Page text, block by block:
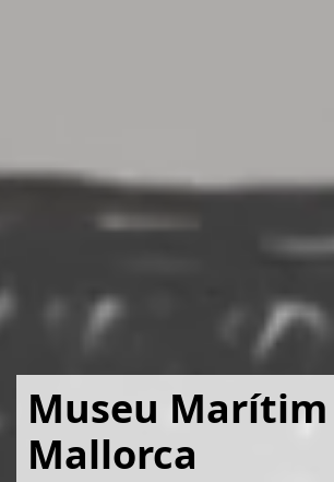
Museu Marítim
Mallorca